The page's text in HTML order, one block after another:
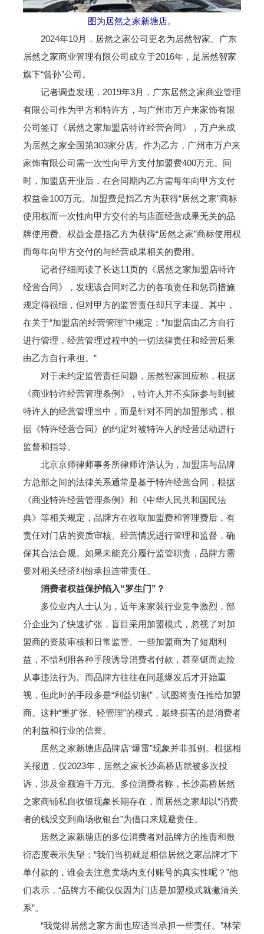
图为居然之家新塘店。
2024年10月，居然之家公司更名为居然智家。广东
居然之家商业管理有限公司成立于2016年，是居然智家
旗下“曾孙”公司。
记者调查发现，2019年3月，广东居然之家商业管理
有限公司作为甲方和特许方，与广州市万户来家饰有限
公司签订《居然之家加盟店特许经营合同》，万户来成
为居然之家全国第303家分店。作为乙方，广州市万户来
家饰有限公司需一次性向甲方支付加盟费400万元。同
时，加盟店开业后，在合同期内乙方需每年向甲方支付
权益金100万元。加盟费是指乙方为获得“居然之家”商标
使用权而一次性向甲方交付的与店面经营成果无关的品
牌使用费。权益金是指乙方为获得“居然之家”商标使用权
而每年向甲方交付的与经营成果相关的费用。
记者仔细阅读了长达11页的《居然之家加盟店特许
经营合同》，发现该合同对乙方的各项责任和惩罚措施
规定得很细，但对甲方的监管责任却只字未提。其中，
在关于“加盟店的经营管理”中规定：“加盟店由乙方自行
进行管理，经营管理过程中的一切法律责任和经营后果
由乙方自行承担。”
对于未约定监管责任问题，居然智家回应称，根据
《商业特许经营管理条例》，特许人并不实际参与到被
特许人的经营管理当中，而是针对不同的加盟形式，根
据《特许经营合同》的约定对被特许人的经营活动进行
监督和指导。
北京京师律师事务所律师许浩认为，加盟店与品牌
方总部之间的法律关系通常是基于特许经营合同，根据
《商业特许经营管理条例》和《中华人民共和国民法
典》等相关规定，品牌方在收取加盟费和管理费后，有
责任对门店的资质审核、经营情况进行管理和监督，确
保其合法合规。如果未能充分履行监管职责，品牌方需
要对相关经济纠纷承担连带责任。
消费者权益保护陷入“罗生门”？
多位业内人士认为，近年来家装行业竞争激烈，部
分企业为了快速扩张，盲目采用加盟模式，忽视了对加
盟商的资质审核和日常监管。一些加盟商为了短期利
益，不惜利用各种手段诱导消费者付款，甚至铤而走险
从事违法行为。而品牌方往往在问题爆发后才开始重
视，但此时的手段多是“利益切割”，试图将责任推给加盟
商。这种“重扩张、轻管理”的模式，最终损害的是消费者
的利益和行业的信誉。
居然之家新塘店品牌店“爆雷”现象并非孤例。根据相
关报道，仅2023年，居然之家长沙高桥店就被多次投
诉，涉及金额逾千万元。多位消费者称，长沙高桥居然
之家商铺私自收银现象长期存在，而居然之家却以“消费
者的钱没交到商场收银台”为借口来规避责任。
居然之家新塘店的多位消费者对品牌方的推责和敷
衍态度表示失望：“我们当初就是相信居然之家品牌才下
单付款的，谁会去注意卖场内支付账号的真实性呢？”他
们表示，“品牌方不能仅仅因为门店是加盟模式就撇清关
系”。
“我觉得居然之家方面也应适当承担一些责任。”林荣